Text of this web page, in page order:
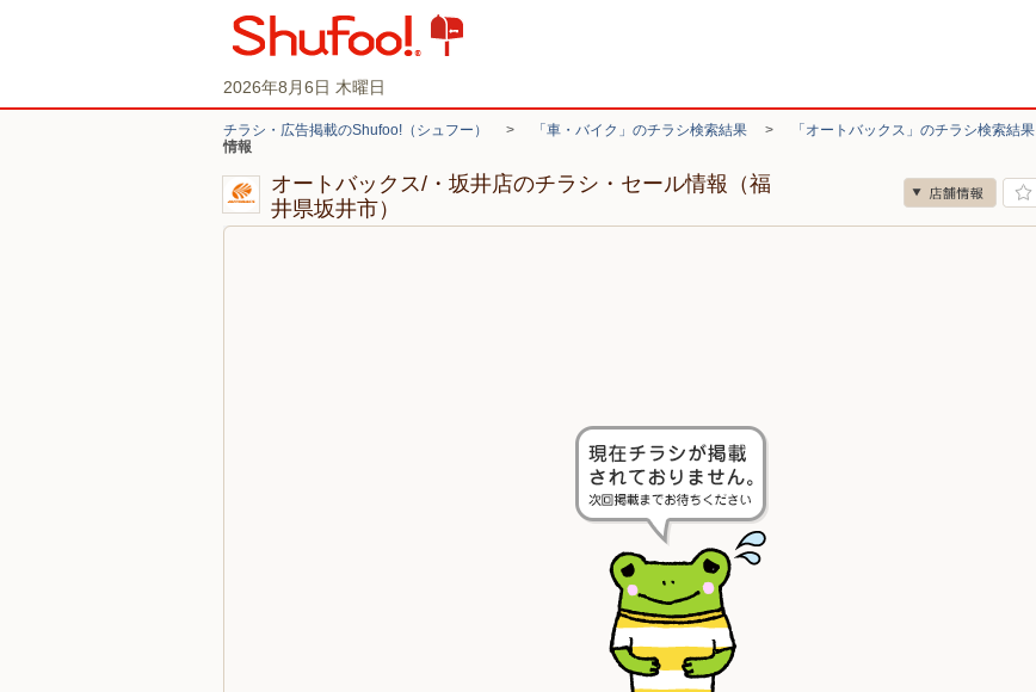
2026年8月6日 木曜日
チラシ・広告掲載のShufoo!（シュフー） > 「車・バイク」のチラシ検索結果 > 「オートバックス」のチラシ検索結果
情報
オートバックス/・坂井店のチラシ・セール情報（福
井県坂井市）